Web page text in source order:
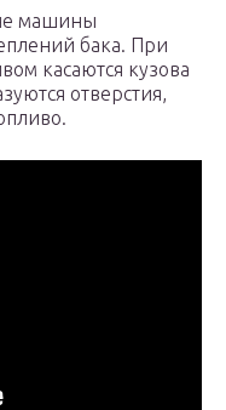
машины
бака. При
касаются кузова
отверстия,